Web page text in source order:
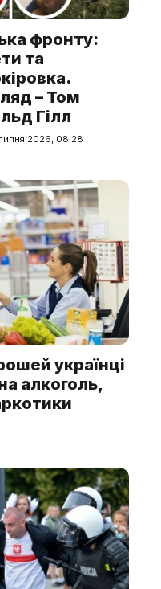
фронту:
та
– Том
Гілл
2026, 08:28
українці
алкоголь,